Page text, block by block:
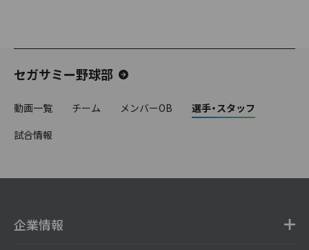
セガサミー野球部
動画一覧 チーム メンバーOB
選手・スタッフ
試合情報
企業情報